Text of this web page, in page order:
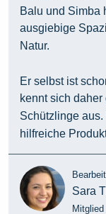
Balu und Simba
ausgiebige
Natur.
Er selbst ist
kennt sich
Schützlinge
hilfreiche
Sara